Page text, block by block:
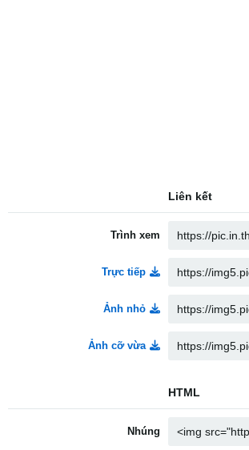
Liên kết
Trình xem
Trực tiếp
Ảnh nhỏ
Ảnh cỡ vừa
HTML
Nhúng